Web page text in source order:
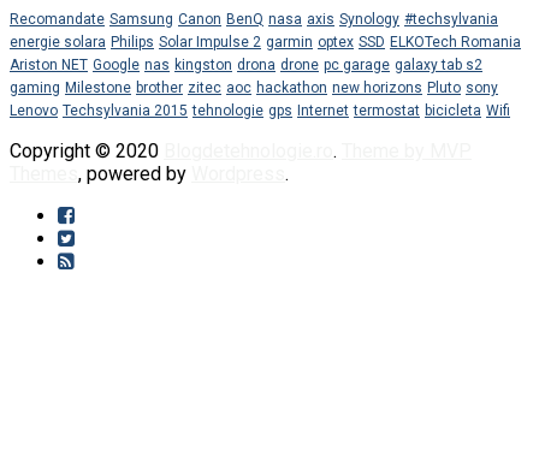
Recomandate Samsung Canon BenQ nasa axis Synology #techsylvania
energie solara Philips Solar Impulse 2 garmin optex SSD ELKOTech Romania
Ariston NET Google nas kingston drona drone pc garage galaxy tab s2
gaming Milestone brother zitec aoc hackathon new horizons Pluto sony
Lenovo Techsylvania 2015 tehnologie gps Internet termostat bicicleta Wifi
Copyright © 2020 .
, powered by .